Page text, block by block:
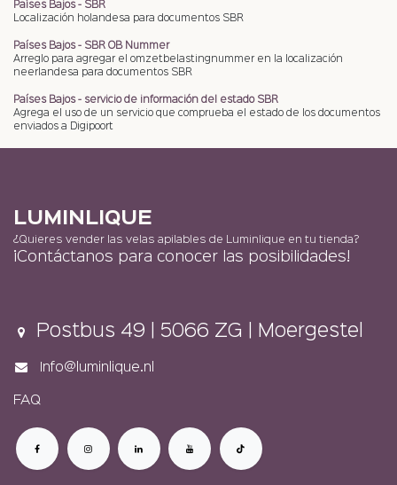
Países Bajos - SBR
Localización holandesa para documentos SBR
Países Bajos - SBR OB Nummer
Arreglo para agregar el omzetbelastingnummer en la localización
neerlandesa para documentos SBR
Países Bajos - servicio de información del estado SBR
Agrega el uso de un servicio que comprueba el estado de los documentos
enviados a Digipoort
LUMINLIQUE
¿Quieres vender las velas apilables de Luminlique en tu tienda?
¡Contáctanos para conocer las posibilidades!​
Postbus 49 | 5066 ZG | Moergestel
Info@luminlique.nl
FAQ